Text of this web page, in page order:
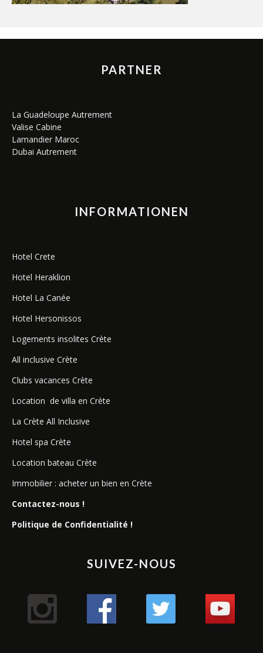
PARTNER
La Guadeloupe Autrement
Valise Cabine
Lamandier Maroc
Dubai Autrement
INFORMATIONEN
Hotel Crete
Hotel Heraklion
Hotel La Canée
Hotel Hersonissos
Logements insolites Crète
All inclusive Crète
Clubs vacances Crète
Location de villa en Crète
La Crète All Inclusive
Hotel spa Crète
Location bateau Crète
Immobilier : acheter un bien en Crète
Contactez-nous !
Politique de Confidentialité !
SUIVEZ-NOUS